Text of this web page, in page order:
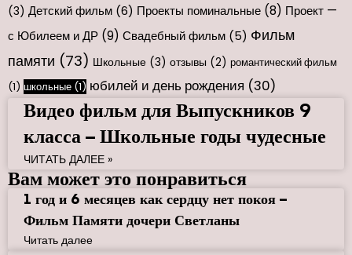
(3) Детский фильм (6) Проекты поминальные (8) Проект —
с Юбилеем и ДР (9) Свадебный фильм (5) Фильм
памяти (73) Школьные (3) отзывы (2) романтический фильм
(1) школьные (1) юбилей и день рождения (30)
Видео фильм для Выпускников 9
класса – Школьные годы чудесные
ЧИТАТЬ ДАЛЕЕ »
Вам может это понравиться
1 год и 6 месяцев как сердцу нет покоя –
Фильм Памяти дочери Светланы
Читать далее